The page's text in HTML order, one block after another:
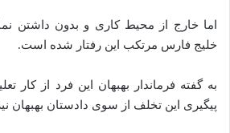
اما خارج از محیط کاری و بدون داشتن
خلیج فارس مرتکب این رفتار شده است.
به گفته فرماندار بهبهان این فرد از کار
پیگیری این تخلف از سوی دادستان بهبهان